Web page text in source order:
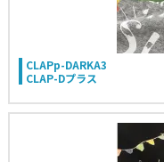
CLAPp-DARKA3
CLAP-Dプラス